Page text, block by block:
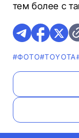
тем более с
#ФОТО#TOYOTA